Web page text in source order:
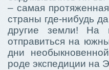
– самая
страны где-нибудь
другие земли! На
отправиться на
дни
роде экспедиции на